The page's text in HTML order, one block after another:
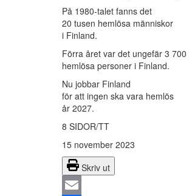
På 1980-talet fanns det
20 tusen hemlösa människor
i Finland.
Förra året var det ungefär 3 700
hemlösa personer i Finland.
Nu jobbar Finland
för att ingen ska vara hemlös
år 2027.
8 SIDOR/TT
15 november 2023
Skriv ut